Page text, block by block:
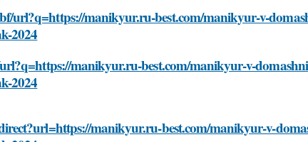
url?q=https://manikyur.ru-best.com/manikyur-v-
2024
url?q=https://manikyur.ru-best.com/manikyur-v-
2024
manikyur.ru-best.com/manikyur-v-